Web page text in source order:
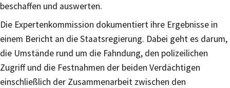
beschaffen und auswerten.
Die Expertenkommission dokumentiert ihre Ergebnisse in
einem Bericht an die Staatsregierung. Dabei geht es darum,
die Umstände rund um die Fahndung, den polizeilichen
Zugriff und die Festnahmen der beiden Verdächtigen
einschließlich der Zusammenarbeit zwischen den